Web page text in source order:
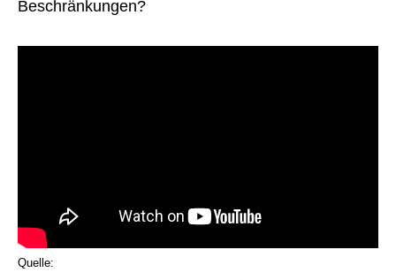
Beschränkungen?
Quelle: